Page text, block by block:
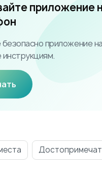
приложение
безопасно приложение